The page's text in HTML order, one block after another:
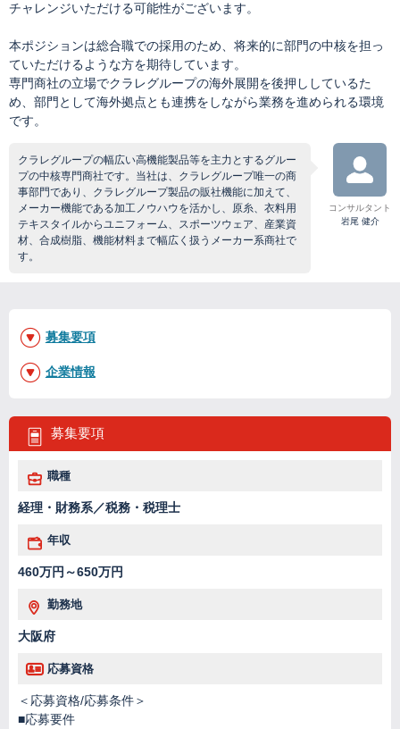
チャレンジいただける可能性がございます。
本ポジションは総合職での採用のため、将来的に部門の中核を担っ
ていただけるような方を期待しています。
専門商社の立場でクラレグループの海外展開を後押ししているた
め、部門として海外拠点とも連携をしながら業務を進められる環境
です。
クラレグループの幅広い高機能製品等を主力とするグルー
プの中核専門商社です。当社は、クラレグループ唯一の商
事部門であり、クラレグループ製品の販社機能に加えて、
メーカー機能である加工ノウハウを活かし、原糸、衣料用
テキスタイルからユニフォーム、スポーツウェア、産業資
材、合成樹脂、機能材料まで幅広く扱うメーカー系商社で
す。
コンサルタント
岩尾 健介
募集要項
職種
経理・財務系／税務・税理士
年収
460万円～650万円
勤務地
大阪府
応募資格
＜応募資格/応募条件＞
■応募要件
募集要項
企業情報